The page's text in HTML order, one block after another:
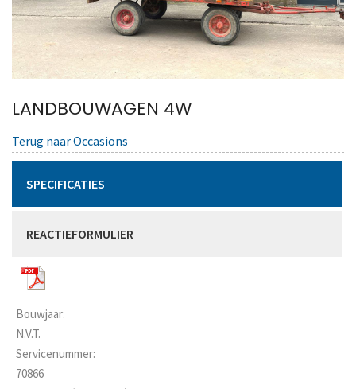
LANDBOUWAGEN 4W
Terug naar Occasions
SPECIFICATIES
REACTIEFORMULIER
Bouwjaar:
N.V.T.
Servicenummer:
70866